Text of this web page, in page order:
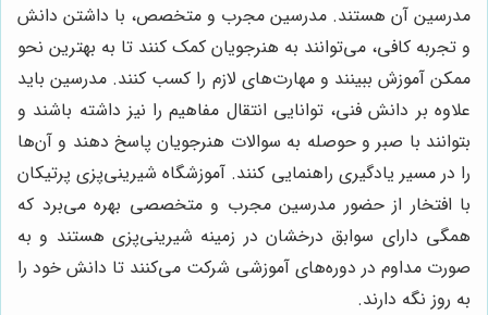
مدرسین آن هستند. مدرسین مجرب و متخصص، با داشتن دانش
و تجربه کافی، می‌توانند به هنرجویان کمک کنند تا به بهترین نحو
ممکن آموزش ببینند و مهارت‌های لازم را کسب کنند. مدرسین باید
علاوه بر دانش فنی، توانایی انتقال مفاهیم را نیز داشته باشند و
بتوانند با صبر و حوصله به سوالات هنرجویان پاسخ دهند و آن‌ها
را در مسیر یادگیری راهنمایی کنند. آموزشگاه شیرینی‌پزی پرتیکان
با افتخار از حضور مدرسین مجرب و متخصصی بهره می‌برد که
همگی دارای سوابق درخشان در زمینه شیرینی‌پزی هستند و به
صورت مداوم در دوره‌های آموزشی شرکت می‌کنند تا دانش خود را
به روز نگه دارند.